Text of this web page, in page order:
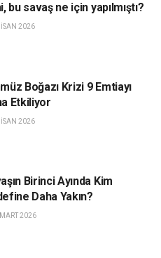
bu savaş ne için yapılmıştı?
2026
Boğazı Krizi 9 Emtiayı
Etkiliyor
2026
Birinci Ayında Kim
Daha Yakın?
2026